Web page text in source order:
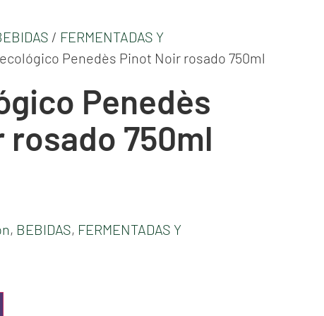
/ FERMENTADAS Y
Penedès Pinot Noir rosado 750ml
Penedès
rosado 750ml
, BEBIDAS, FERMENTADAS Y